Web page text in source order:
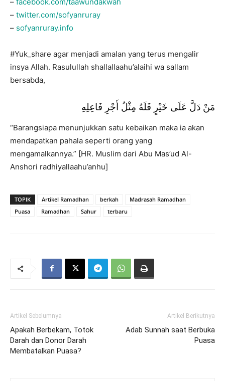
– twitter.com/sofyanruray
– sofyanruray.info
#Yuk_share agar menjadi amalan yang terus mengalir
insya Allah. Rasulullah shallallaahu’alaihi wa sallam
bersabda,
مَنْ دَلَّ عَلَى خَيْرٍ فَلَهُ مِثْلُ أَجْرِ فَاعِلِهِ
“Barangsiapa menunjukkan satu kebaikan maka ia akan
mendapatkan pahala seperti orang yang
mengamalkannya.” [HR. Muslim dari Abu Mas’ud Al-
Anshori radhiyallaahu’anhu]
TOPIK Artikel Ramadhan berkah
Madrasah Ramadhan
Puasa
Ramadhan Sahur terbaru
Artikel Sebelumnya
Apakah Berbekam, Totok
Darah dan Donor Darah
Membatalkan Puasa?
Artikel Berikutnya
Adab Sunnah saat Berbuka
Puasa